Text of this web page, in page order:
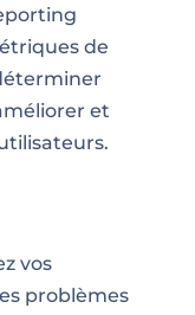
de
et
vos
problèmes